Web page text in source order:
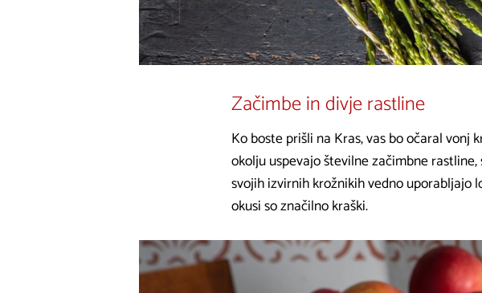
Začimbe in divje rastline
Ko boste prišli na Kras, vas bo očaral vonj
okolju uspevajo številne začimbne
svojih izvirnih krožnikih vedno uporabljajo
okusi so značilno kraški.